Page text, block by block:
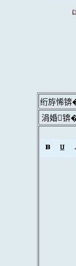
绗斿悕
涓婚锛